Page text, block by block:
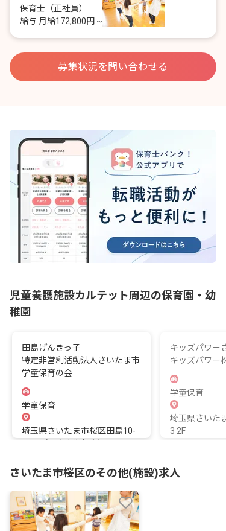
保育士 （正社員）
給与 月給172,800円 ~
募集状況を問い合わせる
児童養護施設カルテット周辺の保育園・幼
稚園
田島げんきっ子
特定非営利活動法人さいたま市
学童保育の会
学童保育
埼玉県さいたま市桜区田島10-
12-1（田島小学校内）
キッズパワー
キッズパワー
学童保育
埼玉県さいた
3 2F
さいたま市桜区のその他(施設)求人